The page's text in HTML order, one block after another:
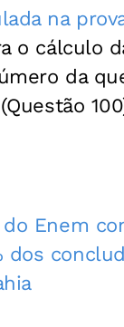
na
o cálculo
da
do Enem
dos